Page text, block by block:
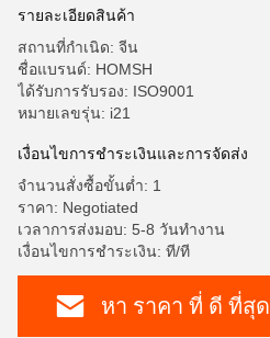
รายละเอียดสินค้า
สถานที่กำเนิด: จีน
ชื่อแบรนด์: HOMSH
ได้รับการรับรอง: ISO9001
หมายเลขรุ่น: i21
เงื่อนไขการชําระเงินและการจัดส่ง
จำนวนสั่งซื้อขั้นต่ำ: 1
ราคา: Negotiated
เวลาการส่งมอบ: 5-8 วันทำงาน
เงื่อนไขการชำระเงิน: ที/ที
หา ราคา ที่ ดี ที่สุด